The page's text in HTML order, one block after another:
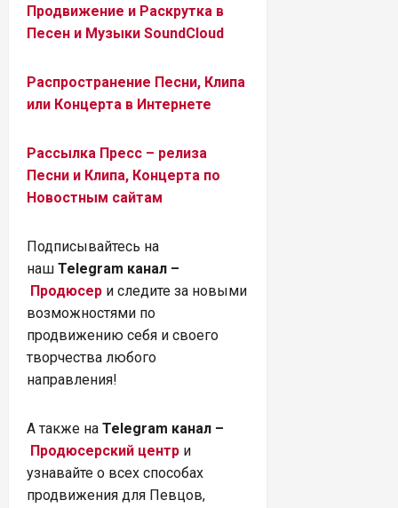
Продвижение и Раскрутка в
Песен и Музыки SoundCloud
Распространение Песни, Клипа
или Концерта в Интернете
Рассылка Пресс – релиза
Песни и Клипа, Концерта по
Новостным сайтам
Подписывайтесь на
наш Telegram канал –
Продюсер и следите за новыми
возможностями по
продвижению себя и своего
творчества любого
направления!
А также на Telegram канал –
Продюсерский центр и
узнавайте о всех способах
продвижения для Певцов,